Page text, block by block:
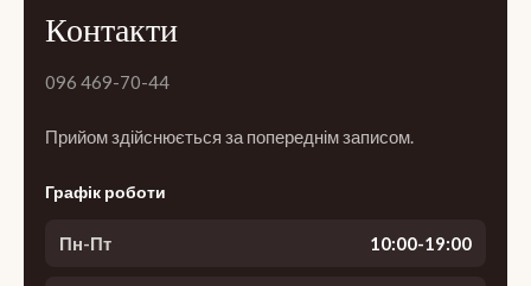
Контакти
096 469-70-44
Прийом здійснюється за попереднім записом.
Графік роботи
Пн-Пт 10:00-19:00